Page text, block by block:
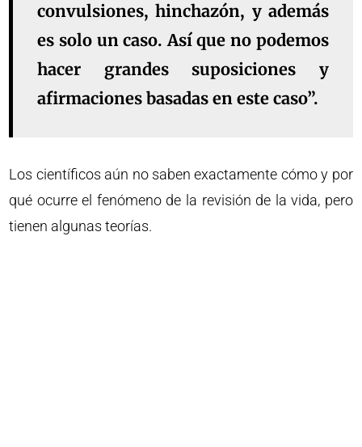
convulsiones, hinchazón, y además
es solo un caso. Así que no podemos
hacer grandes suposiciones y
afirmaciones basadas en este caso”.
Los científicos aún no saben exactamente cómo y por
qué ocurre el fenómeno de la revisión de la vida, pero
tienen algunas teorías.